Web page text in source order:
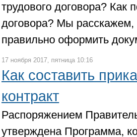
трудового договора? Как
договора? Мы расскажем,
правильно оформить
17 ноября 2017, пятница 10:16
Как составить
контракт
Распоряжением
утверждена Программа,